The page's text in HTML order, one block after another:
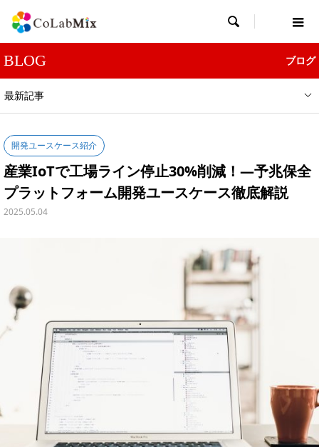

BLOG ブログ
最新記事
開発ユースケース紹介
産業IoTで工場ライン停止30%削減！―予兆保全
プラットフォーム開発ユースケース徹底解説
2025.05.04